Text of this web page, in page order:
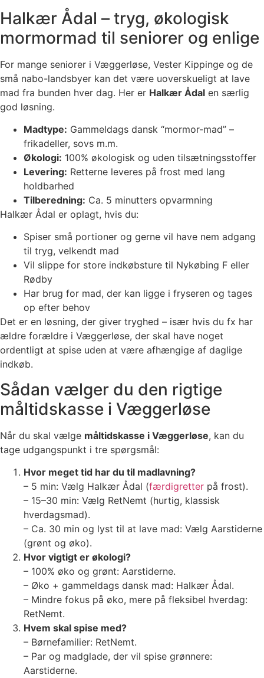
Halkær Ådal – tryg, økologisk
mormormad til seniorer og enlige
For mange seniorer i Væggerløse, Vester Kippinge og de
små nabo-landsbyer kan det være uoverskueligt at lave
mad fra bunden hver dag. Her er Halkær Ådal en særlig
god løsning.
Madtype: Gammeldags dansk “mormor-mad” –
frikadeller, sovs m.m.
Økologi: 100% økologisk og uden tilsætningsstoffer
Levering: Retterne leveres på frost med lang
holdbarhed
Tilberedning: Ca. 5 minutters opvarmning
Halkær Ådal er oplagt, hvis du:
Spiser små portioner og gerne vil have nem adgang
til tryg, velkendt mad
Vil slippe for store indkøbsture til Nykøbing F eller
Rødby
Har brug for mad, der kan ligge i fryseren og tages
op efter behov
Det er en løsning, der giver tryghed – især hvis du fx har
ældre forældre i Væggerløse, der skal have noget
ordentligt at spise uden at være afhængige af daglige
indkøb.
Sådan vælger du den rigtige
måltidskasse i Væggerløse
Når du skal vælge måltidskasse i Væggerløse, kan du
tage udgangspunkt i tre spørgsmål:
Hvor meget tid har du til madlavning?
– 5 min: Vælg Halkær Ådal (færdigretter på frost).
– 15–30 min: Vælg RetNemt (hurtig, klassisk
hverdagsmad).
– Ca. 30 min og lyst til at lave mad: Vælg Aarstiderne
(grønt og øko).
Hvor vigtigt er økologi?
– 100% øko og grønt: Aarstiderne.
– Øko + gammeldags dansk mad: Halkær Ådal.
– Mindre fokus på øko, mere på fleksibel hverdag:
RetNemt.
Hvem skal spise med?
– Børnefamilier: RetNemt.
– Par og madglade, der vil spise grønnere:
Aarstiderne.